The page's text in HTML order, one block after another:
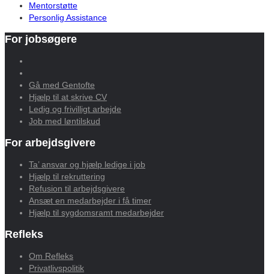
Mentorstøtte
Personlig Assistance
For jobsøgere
Gå med Gentofte
Hjælp til at skrive CV
Ledig og frivilligt arbejde
Job med løntilskud
For arbejdsgivere
Ta’ ansvar og hjælp ledige i job
Hjælp til rekruttering
Refusion til arbejdsgivere
Ansæt en medarbejder i få timer
Hjælp til sygdomsramt medarbejder
Refleks
Om Refleks
Privatlivspolitik